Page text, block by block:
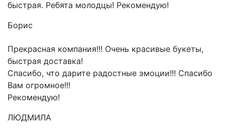
быстрая. Ребята молодцы! Рекомендую!
Борис
Прекрасная компания!!! Очень красивые букеты,
быстрая доставка!
Спасибо, что дарите радостные эмоции!!! Спасибо
Вам огромное!!!
Рекомендую!
ЛЮДМИЛА